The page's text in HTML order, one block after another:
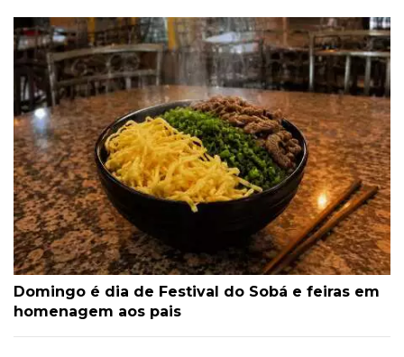
Domingo é dia de Festival do Sobá e feiras em
homenagem aos pais